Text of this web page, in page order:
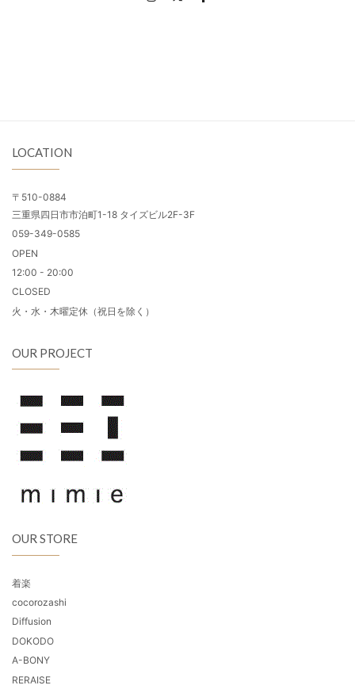
LOCATION
〒510-0884
三重県四日市市泊町1-18 タイズビル2F-3F
059-349-0585
OPEN
12:00 - 20:00
CLOSED
火・水・木曜定休（祝日を除く）
OUR PROJECT
OUR STORE
着楽
cocorozashi
Diffusion
DOKODO
A-BONY
RERAISE